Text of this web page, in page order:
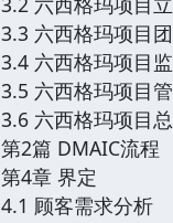
3.3 六西格玛项目
3.4 六西格玛项目
3.5 六西格玛项目
3.6 六西格玛项目
第2篇 DMAIC流程
第4章 界定
4.1 顾客需求分析